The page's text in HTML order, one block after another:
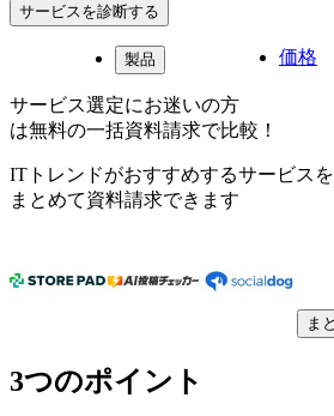
サービスを診断する
製品 価格
サービス選定にお迷いの方
は無料の一括資料請求で比較！
ITトレンドがおすすめするサービスを
まとめて資料請求できます
ま
3つのポイント